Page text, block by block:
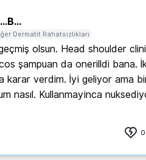
B...
Dermatit Rahatsızlıkları
olsun. Head shoulder
şampuan da onerilldi bana.
karar verdim. İyi geliyor ama
nasıl. Kullanmayinca
0